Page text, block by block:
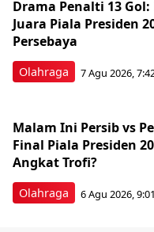
Olahraga
Drama Penalti 13 Gol:
Juara Piala Presiden
Persebaya
7 Agu 2026,
Olahraga
Malam Ini Persib vs
Final Piala Presiden
Angkat Trofi?
6 Agu 2026,